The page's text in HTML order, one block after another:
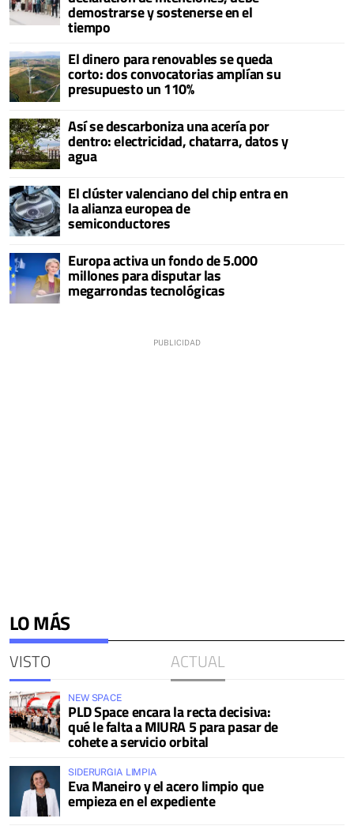
demostrarse y sostenerse en el
tiempo
El dinero para renovables se queda
corto: dos convocatorias amplían su
presupuesto un 110%
Así se descarboniza una acería por
dentro: electricidad, chatarra, datos y
agua
El clúster valenciano del chip entra en
la alianza europea de
semiconductores
Europa activa un fondo de 5.000
millones para disputar las
megarrondas tecnológicas
LO MÁS
VISTO ACTUAL
NEW SPACE
PLD Space encara la recta decisiva:
qué le falta a MIURA 5 para pasar de
cohete a servicio orbital
SIDERURGIA LIMPIA
Eva Maneiro y el acero limpio que
empieza en el expediente